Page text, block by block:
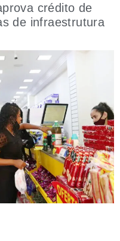
crédito de
de infraestrutura